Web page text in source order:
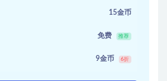
15金币
免费 推荐
9金币 6折